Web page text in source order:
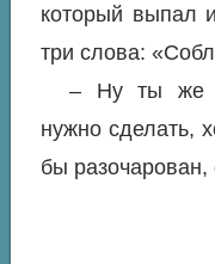
который выпал
три слова:
– Ну ты же
нужно сделать,
бы